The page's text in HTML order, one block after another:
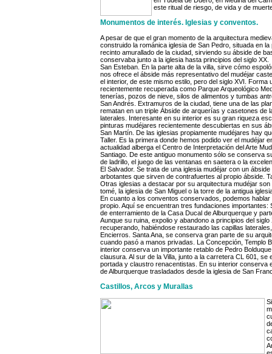
este ritual de riesgo, de vida y de
Monumentos de interés. Iglesias y conventos.
A pesar de que el gran momento de la arquitectura
construido la románica iglesia de San Pedro, situada en
recinto amurallado de la ciudad, sirviendo su ábside de
conservaba junto a la iglesia hasta principios del siglo XX.
San Esteban. En la parte alta de la villa, sirve cómo
nos ofrece el ábside más representativo del mudéjar
el interior, de este mismo estilo, pero del siglo XVI.
recientemente recuperada como Parque Arqueológico
tenerías, pozos de nieve, silos de alimentos y tumbas
San Andrés. Extramuros de la ciudad, tiene una de las
rematan en un triple Ábside de arquerías y casetones de
laterales. Interesante en su interior es su gran riqueza
pinturas mudéjares recientemente descubiertas en sus
San Martín. De las iglesias propiamente mudéjares hay
Taller. Es la primera donde hemos podido ver el mudéjar
actualidad alberga el Centro de Interpretación del Arte
Santiago. De este antiguo monumento sólo se conserva
de ladrillo, el juego de las ventanas en saetera o la
El Salvador. Se trata de una iglesia mudéjar con un
arbotantes que sirven de contrafuertes al propio ábside.
Otras iglesias a destacar por su arquitectura mudéjar
tomé, la iglesia de San Miguel o la torre de la antigua
En cuanto a los conventos conservados, podemos
propio. Aquí se encuentran tres fundaciones
de enterramiento de la Casa Ducal de Alburquerque y
Aunque su ruina, expolio y abandono a principios del
recuperando, habiéndose restaurado las capillas
Encierros. Santa Ana, se conserva gran parte de su
cuando pasó a manos privadas. La Concepción, Templo
interior conserva un importante retablo de Pedro
clausura. Al sur de la Villa, junto a la carretera CL 601,
portada y claustro renacentistas. En su interior conserva
de Alburquerque trasladados desde la iglesia de San
Castillos, Arcos y Murallas